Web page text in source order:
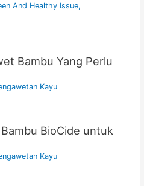
And Healthy Issue,
Bambu Yang Perlu
Kayu
BioCide untuk
Kayu